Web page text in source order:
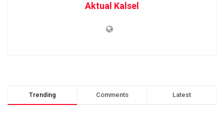
Aktual Kalsel
Trending Comments Latest